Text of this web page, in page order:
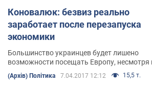
Коновалюк: безвиз реально
заработает после перезапуска
экономики
Большинство украинцев будет лишено
возможности посещать Европу, несмотря
позитивное решение Европарламента о
предоставлении Украине безвизового
(Архів) Політика 7.04.2017 12:12 15,5 т.